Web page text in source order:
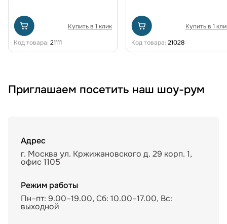
Купить в 1 клик
Код товара: 21111
Купить в 1
Код товара: 21028
Приглашаем посетить наш шоу-рум
Адрес
г. Москва ул. Кржижановского д. 29 корп. 1,
офис 1105
Режим работы
Пн–пт: 9.00–19.00, Сб: 10.00–17.00, Вс:
выходной